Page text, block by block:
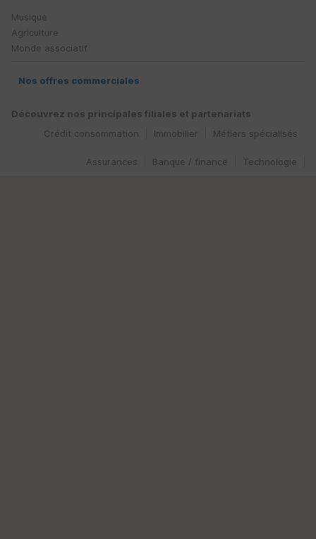
Musique
Agriculture
Monde associatif
Nos offres commerciales
Découvrez nos principales filiales et partenariats
Métiers spécialisés
Immobilier
Crédit consommation
Technologie
Banque / finance
Assurances